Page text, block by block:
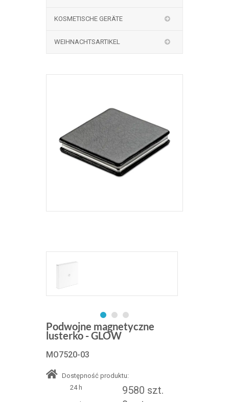
KOSMETISCHE GERÄTE
WEIHNACHTSARTIKEL
Podwojne magnetyczne
lusterko - GLOW
MO7520-03
Dostępność produktu:
24 h
9580 szt.